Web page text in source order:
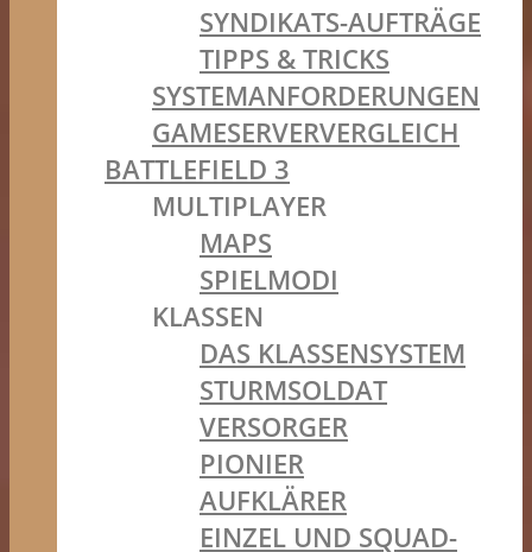
SYNDIKATS-AUFTRÄGE
TIPPS & TRICKS
SYSTEMANFORDERUNGEN
GAMESERVERVERGLEICH
BATTLEFIELD 3
MULTIPLAYER
MAPS
SPIELMODI
KLASSEN
DAS KLASSENSYSTEM
STURMSOLDAT
VERSORGER
PIONIER
AUFKLÄRER
EINZEL UND SQUAD-